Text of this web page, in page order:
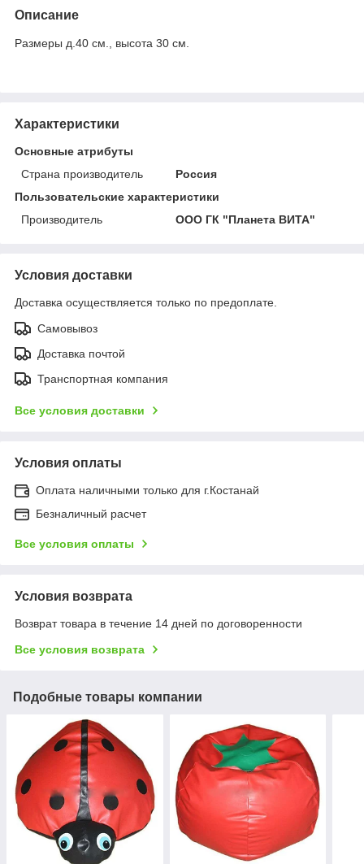
Описание
Размеры д.40 см., высота 30 см.
Характеристики
Основные атрибуты
Страна производитель
Россия
Пользовательские характеристики
Производитель
ООО ГК "Планета ВИТА"
Условия доставки
Доставка осуществляется только по предоплате.
Самовывоз
Доставка почтой
Транспортная компания
Все условия доставки
Условия оплаты
Оплата наличными только для г.Костанай
Безналичный расчет
Все условия оплаты
Условия возврата
Возврат товара в течение 14 дней по договоренности
Все условия возврата
Подобные товары компании